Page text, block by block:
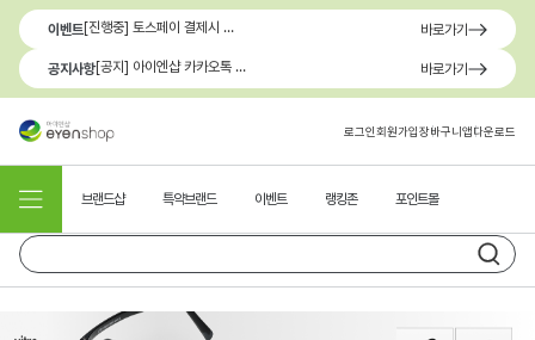
이벤트 [진행중] 토스페이 결제시 최대 1.3만원 혜택 바로가기
공지사항 [공지] 아이엔샵 카카오톡 1:1 문의 채널 이용 안내 바로가기
로그인회원가입장바구니앱다운로드
브랜드샵 특약브랜드 이벤트 랭킹존 포인트몰